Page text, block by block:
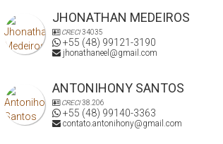
JHONATHAN MEDEIROS
CRECI34035
+55 (48) 99121-3190
jhonathaneel@gmail.com
ANTONIHONY SANTOS
CRECI38.206
+55 (48) 99140-3363
contato.antonihony@gmail.com